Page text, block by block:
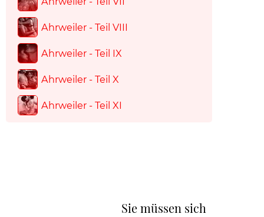
Ahrweiler - Teil VIII
Ahrweiler - Teil IX
Ahrweiler - Teil X
Ahrweiler - Teil XI
Sie müssen sich